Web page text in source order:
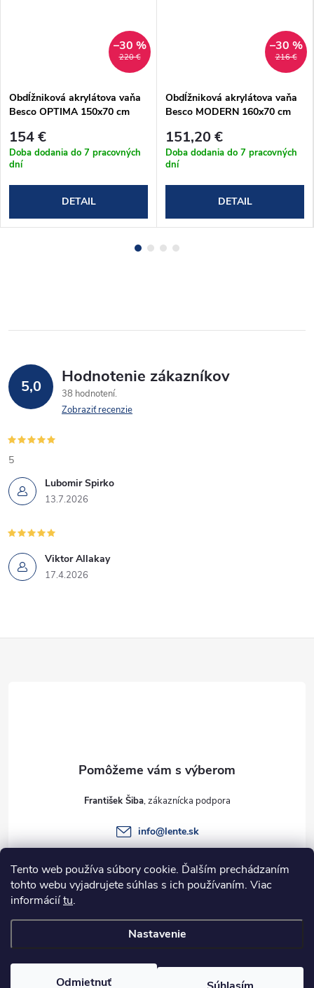
Tento web používa súbory cookie. Ďalším prechádzaním
tohto webu vyjadrujete súhlas s ich používaním. Viac
informáciítu.
Nastavenie
Odmietnuť
220 €
–30 %
Obdĺžniková akrylátova vaňa
Besco OPTIMA 150x70 cm
154 €
Doba dodania do 7 pracovných
dní
DETAIL
216 €
–30 %
Obdĺžniková akrylátova vaňa
Besco MODERN 160x70 cm
151,20 €
Doba dodania do 7 pracovných
dní
DETAIL
5,0 Hodnotenie zákazníkov
38 hodnotení
Zobraziť recenzie
Lubomir Spirko
13.7.2026
5
Viktor Allakay
17.4.2026
e
František Šiba
info@lente.sk
Informácie pre vás
. Všetky práva vyhradené.